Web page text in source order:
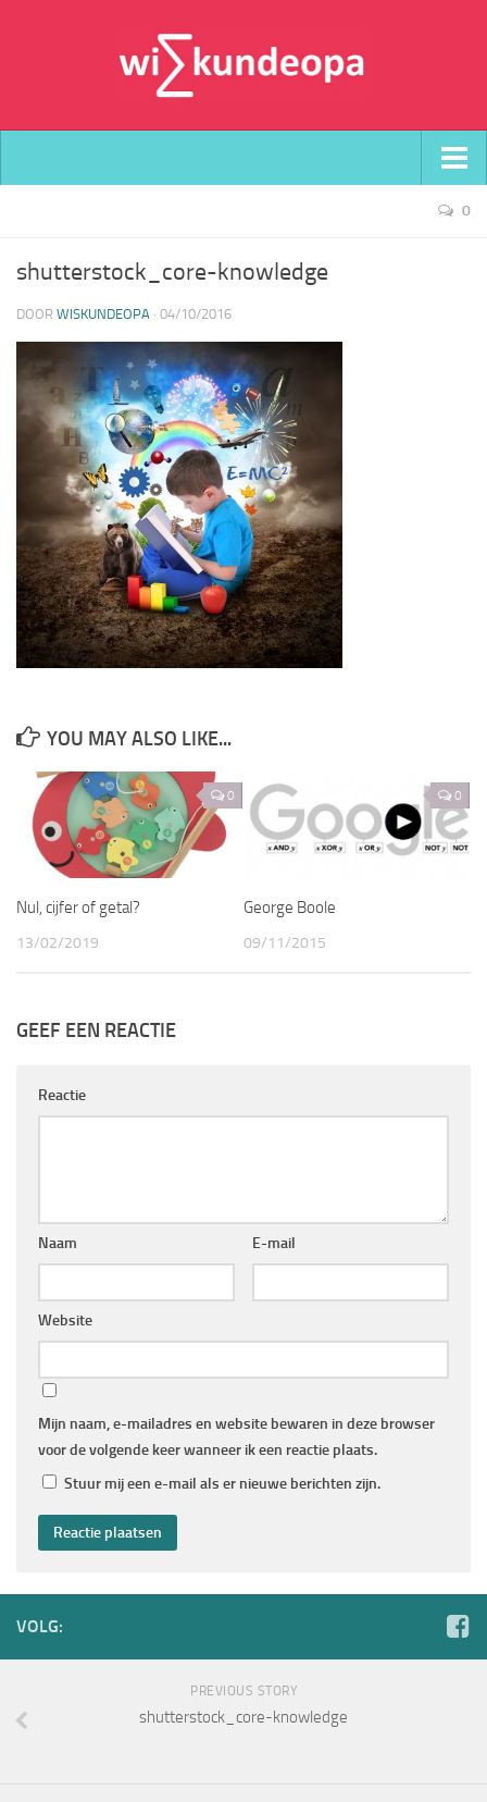
Contact
0
shutterstock_core-knowledge
DOOR WISKUNDEOPA · 04/10/2016
YOU MAY ALSO LIKE...
0
Nul, cijfer of getal?
13/02/2019
0
George Boole
09/11/2015
GEEF EEN REACTIE
Reactie
Naam E-mail
Website
Mijn naam, e-mailadres en website bewaren in deze browser
voor de volgende keer wanneer ik een reactie plaats.
Stuur mij een e-mail als er nieuwe berichten zijn.
VOLG:
PREVIOUS STORY
shutterstock_core-knowledge